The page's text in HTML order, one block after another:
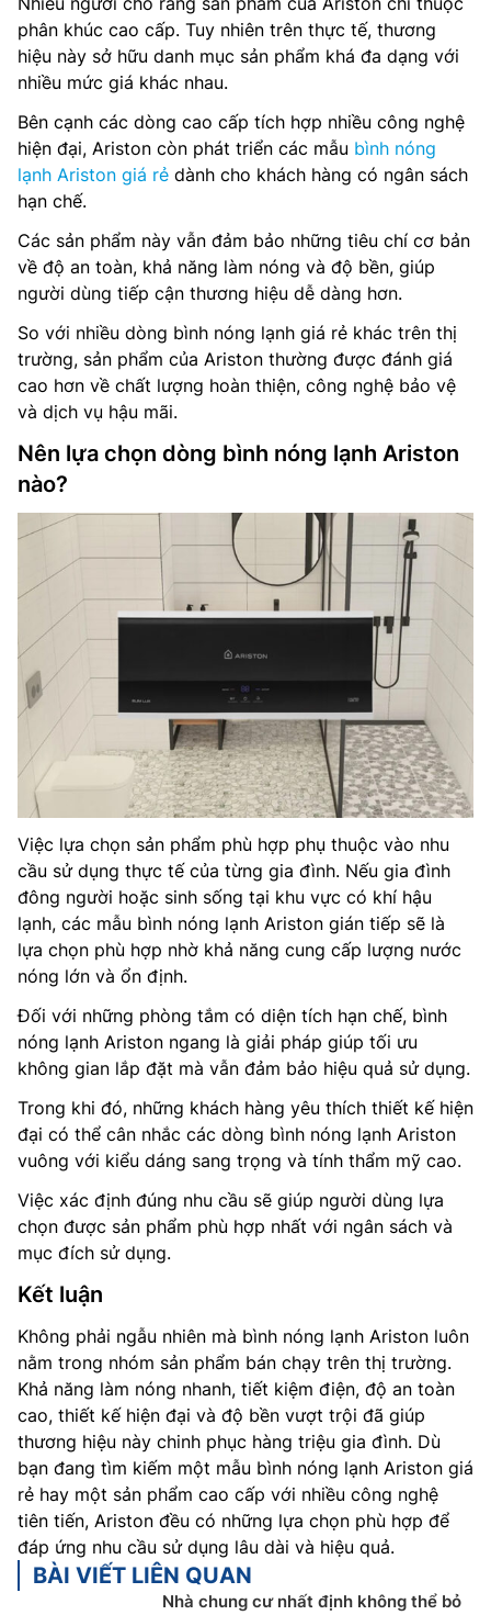
phân khúc cao cấp. Tuy nhiên trên thực tế, thương
hiệu này sở hữu danh mục sản phẩm khá đa dạng với
nhiều mức giá khác nhau.
Bên cạnh các dòng cao cấp tích hợp nhiều công nghệ
hiện đại, Ariston còn phát triển các mẫu bình nóng
lạnh Ariston giá rẻ dành cho khách hàng có ngân sách
hạn chế.
Các sản phẩm này vẫn đảm bảo những tiêu chí cơ bản
về độ an toàn, khả năng làm nóng và độ bền, giúp
người dùng tiếp cận thương hiệu dễ dàng hơn.
So với nhiều dòng bình nóng lạnh giá rẻ khác trên thị
trường, sản phẩm của Ariston thường được đánh giá
cao hơn về chất lượng hoàn thiện, công nghệ bảo vệ
và dịch vụ hậu mãi.
Nên lựa chọn dòng bình nóng lạnh Ariston
nào?
Việc lựa chọn sản phẩm phù hợp phụ thuộc vào nhu
cầu sử dụng thực tế của từng gia đình. Nếu gia đình
đông người hoặc sinh sống tại khu vực có khí hậu
lạnh, các mẫu bình nóng lạnh Ariston gián tiếp sẽ là
lựa chọn phù hợp nhờ khả năng cung cấp lượng nước
nóng lớn và ổn định.
Đối với những phòng tắm có diện tích hạn chế, bình
nóng lạnh Ariston ngang là giải pháp giúp tối ưu
không gian lắp đặt mà vẫn đảm bảo hiệu quả sử dụng.
Trong khi đó, những khách hàng yêu thích thiết kế hiện
đại có thể cân nhắc các dòng bình nóng lạnh Ariston
vuông với kiểu dáng sang trọng và tính thẩm mỹ cao.
Việc xác định đúng nhu cầu sẽ giúp người dùng lựa
chọn được sản phẩm phù hợp nhất với ngân sách và
mục đích sử dụng.
Kết luận
Không phải ngẫu nhiên mà bình nóng lạnh Ariston luôn
nằm trong nhóm sản phẩm bán chạy trên thị trường.
Khả năng làm nóng nhanh, tiết kiệm điện, độ an toàn
cao, thiết kế hiện đại và độ bền vượt trội đã giúp
thương hiệu này chinh phục hàng triệu gia đình. Dù
bạn đang tìm kiếm một mẫu bình nóng lạnh Ariston giá
rẻ hay một sản phẩm cao cấp với nhiều công nghệ
tiên tiến, Ariston đều có những lựa chọn phù hợp để
đáp ứng nhu cầu sử dụng lâu dài và hiệu quả.
BÀI VIẾT LIÊN QUAN
Nhà chung cư nhất định không thể bỏ